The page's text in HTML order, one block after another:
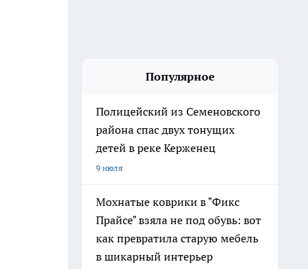
Популярное
Полицейский из Семеновского
района спас двух тонущих
детей в реке Керженец
9 июля
Мохнатые коврики в "Фикс
Прайсе" взяла не под обувь: вот
как превратила старую мебель
в шикарный интерьер